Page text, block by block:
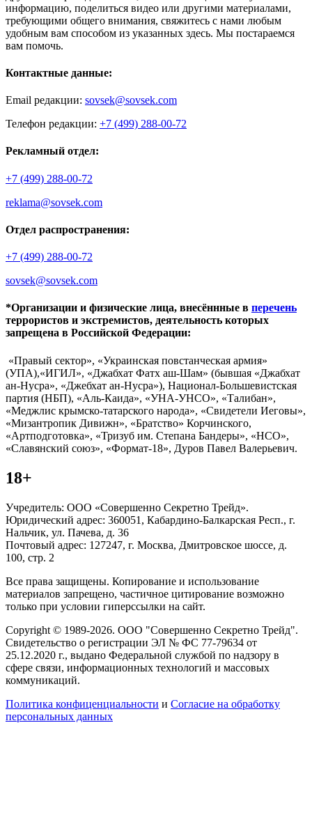
информацию, поделиться видео или другими материалами,
требующими общего внимания, свяжитесь с нами любым
удобным вам способом из указанных здесь. Мы постараемся
вам помочь.
Контактные данные:
Email редакции: sovsek@sovsek.com
Телефон редакции: +7 (499) 288-00-72
Рекламный отдел:
+7 (499) 288-00-72
reklama@sovsek.com
Отдел распространения:
+7 (499) 288-00-72
sovsek@sovsek.com
*Организации и физические лица, внесённные в перечень
террористов и экстремистов, деятельность которых
запрещена в Российской Федерации:
«Правый сектор», «Украинская повстанческая армия»
(УПА),«ИГИЛ», «Джабхат Фатх аш-Шам» (бывшая «Джабхат
ан-Нусра», «Джебхат ан-Нусра»), Национал-Большевистская
партия (НБП), «Аль-Каида», «УНА-УНСО», «Талибан»,
«Меджлис крымско-татарского народа», «Свидетели Иеговы»,
«Мизантропик Дивижн», «Братство» Корчинского,
«Артподготовка», «Тризуб им. Степана Бандеры», «НСО»,
«Славянский союз», «Формат-18», Дуров Павел Валерьевич.
18+
Учредитель: ООО «Совершенно Секретно Трейд».
Юридический адрес: 360051, Кабардино-Балкарская Респ., г.
Нальчик, ул. Пачева, д. 36
Почтовый адрес: 127247, г. Москва, Дмитровское шоссе, д.
100, стр. 2
Все права защищены. Копирование и использование
материалов запрещено, частичное цитирование возможно
только при условии гиперссылки на сайт.
Copyright © 1989-2026. ООО "Совершенно Секретно Трейд".
Свидетельство о регистрации ЭЛ № ФС 77-79634 от
25.12.2020 г., выдано Федеральной службой по надзору в
сфере связи, информационных технологий и массовых
коммуникаций.
Политика конфиценциальности и Согласие на обработку
персональных данных